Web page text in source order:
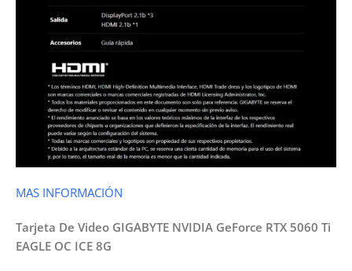
MAS INFORMACIÓN
Tarjeta De Video GIGABYTE NVIDIA GeForce RTX 5060 Ti
EAGLE OC ICE 8G